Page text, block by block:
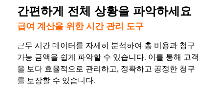
간편하게 전체 상황을 파악하세요
급여 계산을 위한 시간 관리 도구
근무 시간 데이터를 자세히 분석하여 총 비용과 청구
가능 금액을 쉽게 파악할 수 있습니다. 이를 통해 고객
을 보다 효율적으로 관리하고, 정확하고 공정한 청구
를 보장할 수 있습니다.